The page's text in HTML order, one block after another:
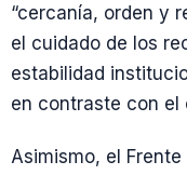
“cercanía, orden y
el cuidado de los
estabilidad
en contraste con el
Asimismo, el